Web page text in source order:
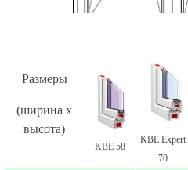
Размеры
(ширина х
высота)
KBE 58
KBE Expert
70